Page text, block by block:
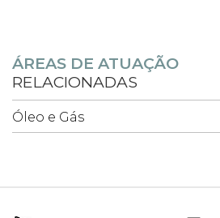
ÁREAS DE ATUAÇÃO
RELACIONADAS
Óleo e Gás